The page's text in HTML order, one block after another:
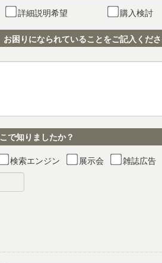
詳細説明希望 購入検討
お困りになられていることをご記入くだ
で知りましたか？
検索エンジン 展示会 雑誌広告